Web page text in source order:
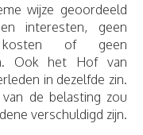
wijze geoordeeld
interesten, geen
kosten of geen
Ook het Hof van
in dezelfde zin.
de belasting zou
verschuldigd zijn.